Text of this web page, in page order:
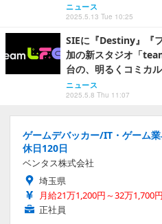
ニュース
2025.5.13 Tue 10:25
SIEに『Destiny』『
加の新スタジオ「
台の、明るくコミカ
ニュース
2025.5.8 Thu 11:07
ゲームデバッカー/IT・ゲーム
休日120日
ベンタス株式会社
埼玉県
月給21万1,200円～32万1,700円
正社員